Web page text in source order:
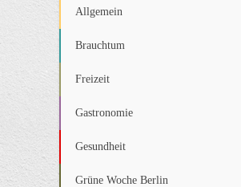
Allgemein
Brauchtum
Freizeit
Gastronomie
Gesundheit
Grüne Woche Berlin